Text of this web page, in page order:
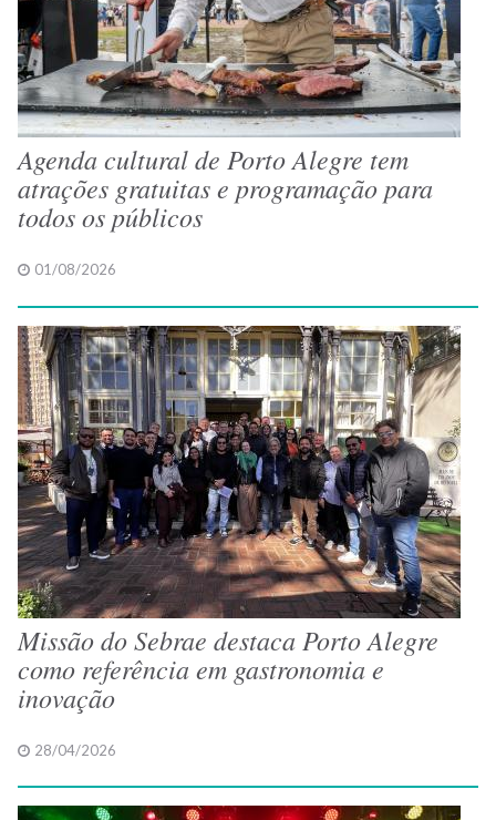
Agenda cultural de Porto Alegre tem
atrações gratuitas e programação para
todos os públicos
01/08/2026
Missão do Sebrae destaca Porto Alegre
como referência em gastronomia e
inovação
28/04/2026